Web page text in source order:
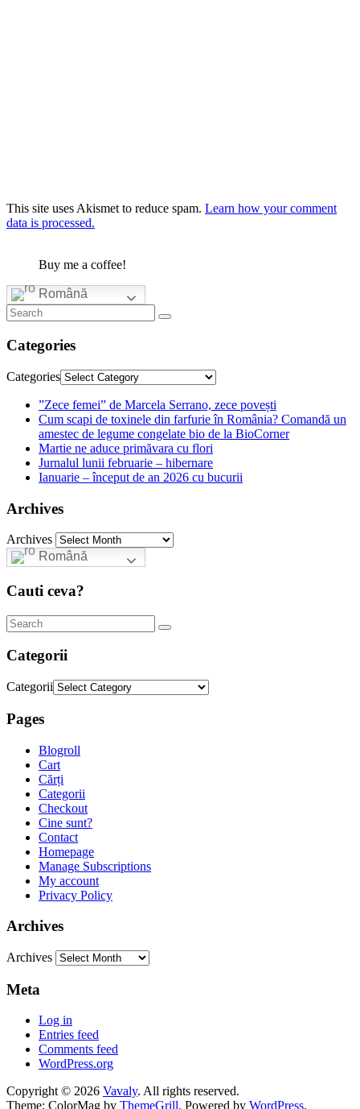
This site uses Akismet to reduce spam. Learn how your comment
data is processed.
Buy me a coffee!
Română
Categories
Categories
”Zece femei” de Marcela Serrano, zece povești
Cum scapi de toxinele din farfurie în România? Comandă un
amestec de legume congelate bio de la BioCorner
Martie ne aduce primăvara cu flori
Jurnalul lunii februarie – hibernare
Ianuarie – început de an 2026 cu bucurii
Archives
Archives
Română
Cauti ceva?
Categorii
Categorii
Pages
Blogroll
Cart
Cărți
Categorii
Checkout
Cine sunt?
Contact
Homepage
Manage Subscriptions
My account
Privacy Policy
Archives
Archives
Meta
Log in
Entries feed
Comments feed
WordPress.org
Copyright © 2026 Vavaly. All rights reserved.
Theme: ColorMag by ThemeGrill. Powered by WordPress.